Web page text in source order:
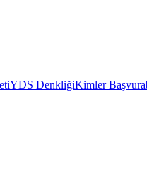
YDS DenkliğiKimler